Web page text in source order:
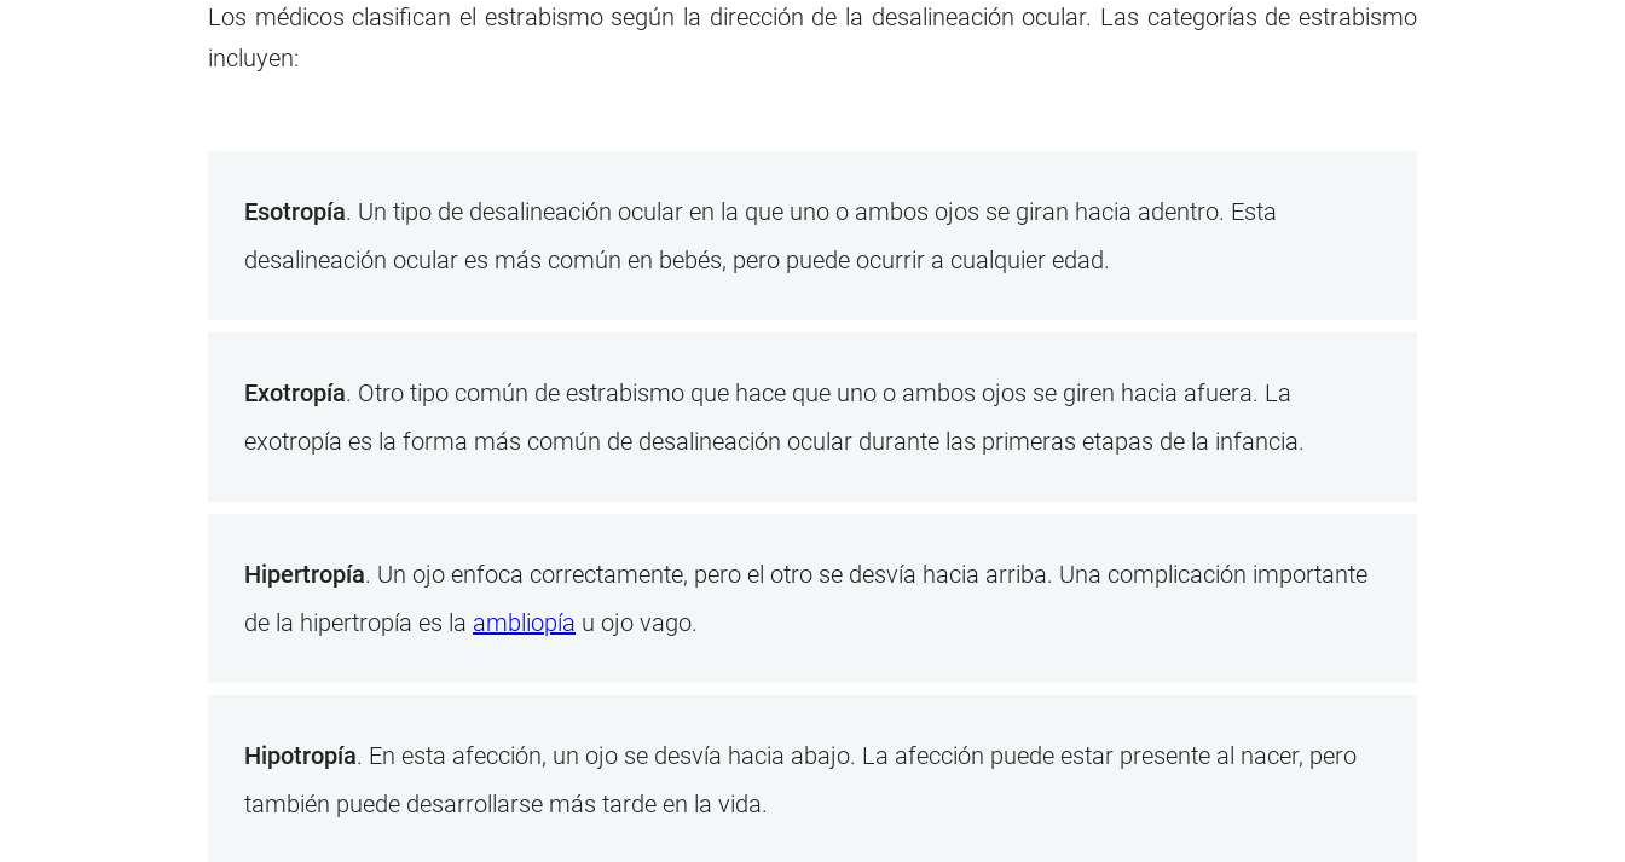
Los médicos clasifican el estrabismo según la dirección de la desalineación ocular. Las categorías de estrabismo
incluyen:
Esotropía. Un tipo de desalineación ocular en la que uno o ambos ojos se giran hacia adentro. Esta
desalineación ocular es más común en bebés, pero puede ocurrir a cualquier edad.
Exotropía. Otro tipo común de estrabismo que hace que uno o ambos ojos se giren hacia afuera. La
exotropía es la forma más común de desalineación ocular durante las primeras etapas de la infancia.
Hipertropía. Un ojo enfoca correctamente, pero el otro se desvía hacia arriba. Una complicación importante
de la hipertropía es la ambliopía u ojo vago.
Hipotropía. En esta afección, un ojo se desvía hacia abajo. La afección puede estar presente al nacer, pero
también puede desarrollarse más tarde en la vida.